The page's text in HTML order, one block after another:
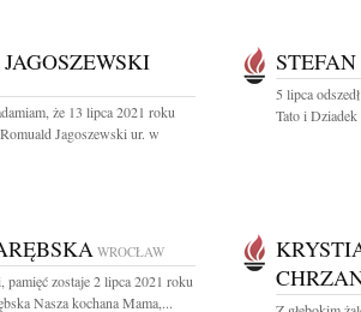
że 13 lipca 2021 roku
Jagoszewski ur. w
5 lipca
Tato i
WROCŁAW
pamięć zostaje 2 lipca 2021 roku
Nasza kochana Mama,...